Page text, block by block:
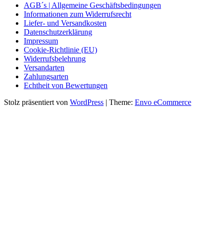
AGB´s | Allgemeine Geschäftsbedingungen
Informationen zum Widerrufsrecht
Liefer- und Versandkosten
Datenschutzerklärung
Impressum
Cookie-Richtlinie (EU)
Widerrufsbelehrung
Versandarten
Zahlungsarten
Echtheit von Bewertungen
Stolz präsentiert von WordPress | Theme: Envo eCommerce